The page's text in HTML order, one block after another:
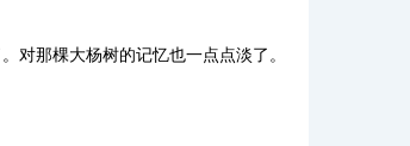
对那棵大杨树的记忆也一点点淡了。